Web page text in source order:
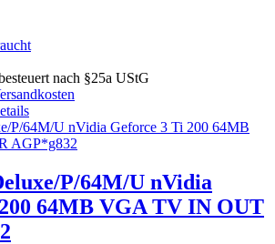
nach §25a UStG
P/64M/U nVidia
64MB VGA TV IN OUT